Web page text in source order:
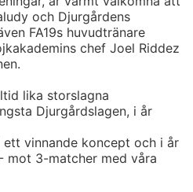
och Djurgårdens
FA19s huvudtränare
chef Joel Riddez
lika storslagna
Djurgårdslagen, i år
vinnande koncept och i år
mot 3-matcher med våra